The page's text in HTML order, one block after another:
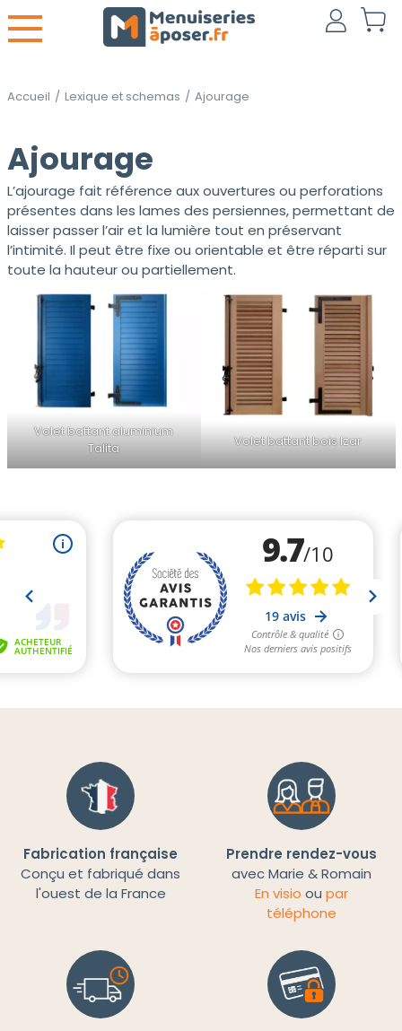
Accueil / Lexique et schemas / Ajourage
Ajourage
L’ajourage fait référence aux ouvertures ou perforations
présentes dans les lames des persiennes, permettant de
laisser passer l’air et la lumière tout en préservant
l’intimité. Il peut être fixe ou orientable et être réparti sur
toute la hauteur ou partiellement.
Volet battant aluminium
Talita
Volet battant bois Izar
Fabrication française
Conçu et fabriqué dans
l'ouest de la France
Prendre rendez-vous
avec Marie & Romain
En visio ou par
téléphone